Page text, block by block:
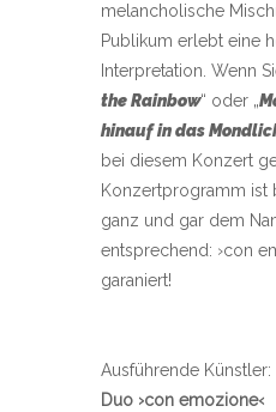
melancholische
Publikum erlebt eine
Interpretation. Wenn
the Rainbow“ oder „
hinauf in das
bei diesem Konzert
Konzertprogramm ist
ganz und gar dem
entsprechend: ›con
garaniert!
Ausführende Künstler:
Duo ›con emozione‹